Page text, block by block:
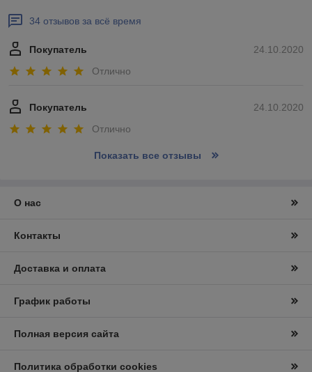
34 отзывов за всё время
24.10.2020
Покупатель
Отлично
24.10.2020
Покупатель
Отлично
Показать все отзывы
О нас
Контакты
Доставка и оплата
График работы
Полная версия сайта
Политика обработки cookies